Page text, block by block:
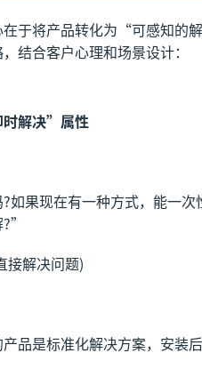
于将产品转化为“可感知的
结合客户心理和场景设计：
时解决”属性
果现在有一种方式，能一次
接解决问题)
品是标准化解决方案，安装